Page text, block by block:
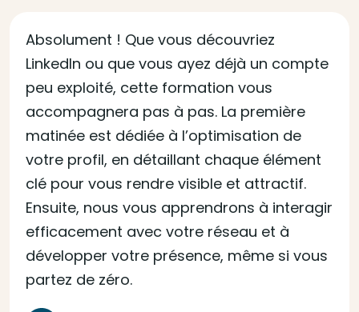
Absolument ! Que vous découvriez
LinkedIn ou que vous ayez déjà un compte
peu exploité, cette formation vous
accompagnera pas à pas. La première
matinée est dédiée à l’optimisation de
votre profil, en détaillant chaque élément
clé pour vous rendre visible et attractif.
Ensuite, nous vous apprendrons à interagir
efficacement avec votre réseau et à
développer votre présence, même si vous
partez de zéro.